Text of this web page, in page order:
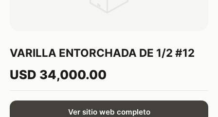
VARILLA ENTORCHADA DE 1/2 #12
USD 34,000.00
Ver sitio web completo